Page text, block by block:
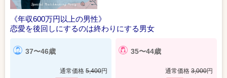
《年収600万円以上の男性》
恋愛を後回しにするのは終わりにする男女
37〜46歳
通常価格 5,400円
35〜44歳
通常価格 3,000円